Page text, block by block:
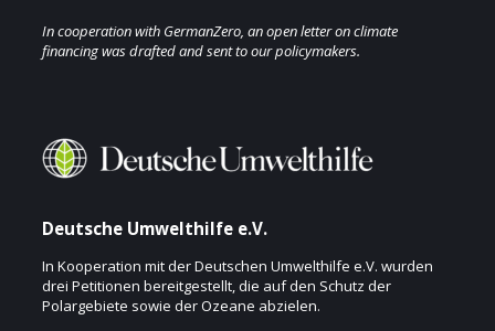
In cooperation with GermanZero, an open letter on climate
financing was drafted and sent to our policymakers.
Deutsche Umwelthilfe e.V.
In Kooperation mit der Deutschen Umwelthilfe e.V. wurden
drei Petitionen bereitgestellt, die auf den Schutz der
Polargebiete sowie der Ozeane abzielen.